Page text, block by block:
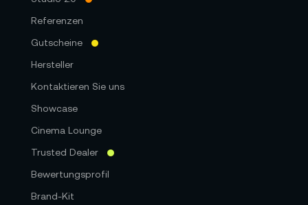
Gewicht: 1,28 kg
Betriebstemperatur: 10 °C bis 35 °C
Lagertemperatur: -40 °C bis 47 °C
Lieferumfang:
1x Apple Mac Mini M2 Pro 10-Core 512GB
Referenzen
Gutscheine
Hersteller
Kontaktieren Sie uns
Showcase
Cinema Lounge
Trusted Dealer
Bewertungsprofil
Brand-Kit